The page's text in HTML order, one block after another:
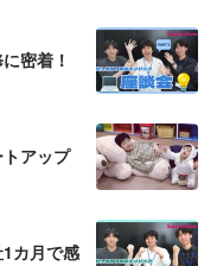
密着！
アップ
1カ月で感